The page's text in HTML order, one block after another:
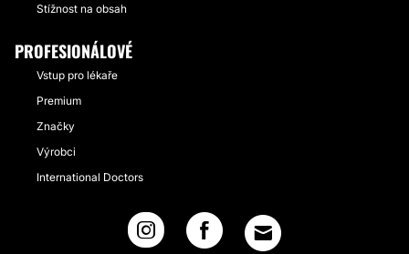
Stížnost na obsah
PROFESIONÁLOVÉ
Vstup pro lékaře
Premium
Značky
Výrobci
International Doctors